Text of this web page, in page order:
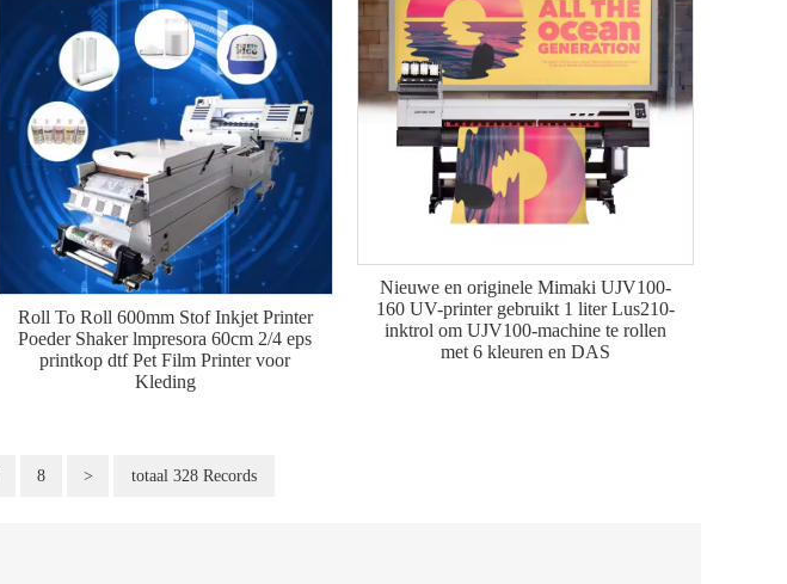
Roll To Roll 600mm Stof Inkjet Printer
Poeder Shaker lmpresora 60cm 2/4 eps
printkop dtf Pet Film Printer voor
Kleding
Nieuwe en originele Mimaki UJV100-
160 UV-printer gebruikt 1 liter Lus210-
inktrol om UJV100-machine te rollen
met 6 kleuren en DAS
8 > totaal 328 Records